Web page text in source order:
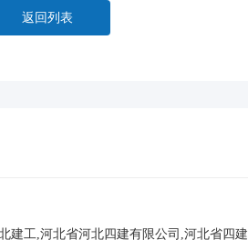
返回列表
建工,河北省河北四建有限公司,河北省四建